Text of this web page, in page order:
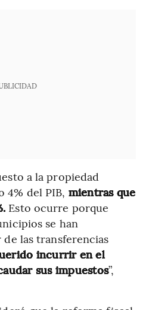
a la propiedad
4% del PIB, mientras que
Esto ocurre porque
se han
las transferencias
incurrir en el
sus impuestos”,